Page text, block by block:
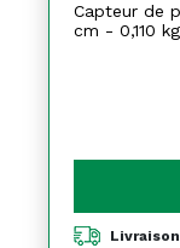
Capteur de
cm - 0,110 kg